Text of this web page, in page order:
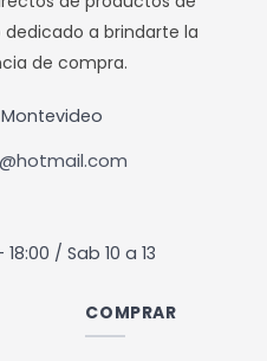
a brindarte la
de compra.
Montevideo
/ Sab 10 a 13
COMPRAR